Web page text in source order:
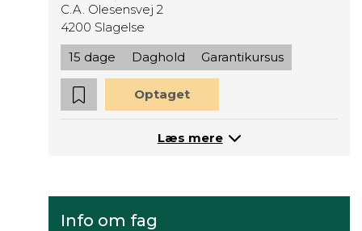
C.A. Olesensvej 2
4200 Slagelse
15 dage
Daghold Garantikursus
Optaget
Læs mere
Info om fag